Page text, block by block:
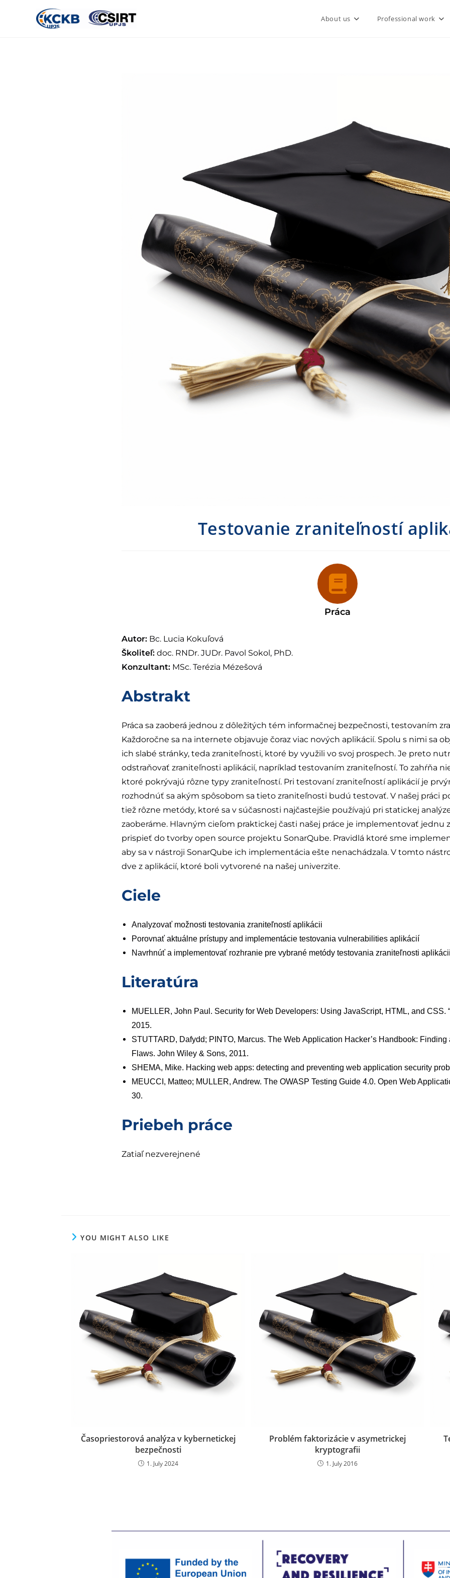
About us Professional work
Testovanie zraniteľností
Práca
Autor: Bc. Lucia Kokuľová
Školiteľ: doc. RNDr. JUDr. Pavol Sokol, PhD.
Konzultant: MSc. Terézia Mézešová
Abstrakt
Práca sa zaoberá jednou z dôležitých tém informačnej bezpečnosti, testovaním
Každoročne sa na internete objavuje čoraz viac nových aplikácií. Spolu s nimi sa
ich slabé stránky, teda zraniteľnosti, ktoré by využili vo svoj prospech. Je preto
odstraňovať zraniteľnosti aplikácií, napríklad testovaním zraniteľností. To zahŕňa
ktoré pokrývajú rôzne typy zraniteľností. Pri testovaní zraniteľností aplikácií je
rozhodnúť sa akým spôsobom sa tieto zraniteľnosti budú testovať. V našej práci
tiež rôzne metódy, ktoré sa v súčasnosti najčastejšie používajú pri statickej
zaoberáme. Hlavným cieľom praktickej časti našej práce je implementovať jednu
prispieť do tvorby open source projektu SonarQube. Pravidlá ktoré sme
aby sa v nástroji SonarQube ich implementácia ešte nenachádzala. V tomto
dve z aplikácií, ktoré boli vytvorené na našej univerzite.
Ciele
Analyzovať možnosti testovania zraniteľností aplikácii
Porovnať aktuálne prístupy and implementácie testovania vulnerabilities aplikácií
Navrhnúť a implementovať rozhranie pre vybrané metódy testovania zraniteľnosti
Literatúra
MUELLER, John Paul. Security for Web Developers: Using JavaScript, HTML, and CSS.
2015.
STUTTARD, Dafydd; PINTO, Marcus. The Web Application Hacker’s Handbook:
Flaws. John Wiley & Sons, 2011.
SHEMA, Mike. Hacking web apps: detecting and preventing web application security
MEUCCI, Matteo; MULLER, Andrew. The OWASP Testing Guide 4.0. Open Web
30.
Priebeh práce
Zatiaľ nezverejnené
YOU MIGHT ALSO LIKE
Časopriestorová analýza v kybernetickej
bezpečnosti
1. July 2024
Problém faktorizácie v asymetrickej
kryptografii
1. July 2016